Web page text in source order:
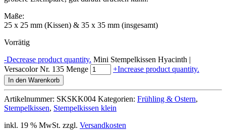
Maße:
25 x 25 mm (Kissen) & 35 x 35 mm (insgesamt)
Vorrätig
-Decrease product quantity. Mini Stempelkissen Hyacinth |
Versacolor Nr. 135 Menge
+Increase product quantity.
In den Warenkorb
Artikelnummer: SKSKK004 Kategorien: Frühling & Ostern,
Stempelkissen, Stempelkissen klein
inkl. 19 % MwSt. zzgl. Versandkosten